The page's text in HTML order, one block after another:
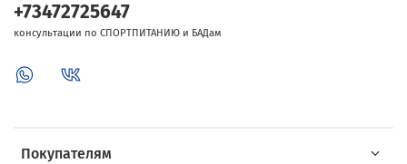
Покупателям
+73472725647
консультации по СПОРТПИТАНИЮ и БАДам